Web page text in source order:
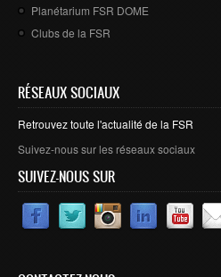
Planétarium FSR DOME
Clubs de la FSR
RÉSEAUX SOCIAUX
Retrouvez toute l'actualité de la FSR
Suivez-nous sur les réseaux sociaux
SUIVEZ-NOUS SUR